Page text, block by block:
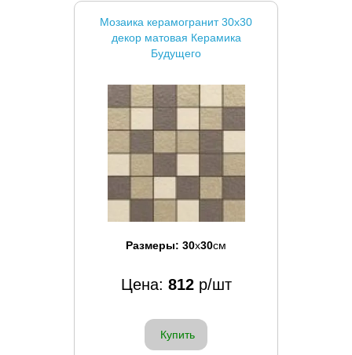
Мозаика керамогранит 30x30
декор матовая Керамика
Будущего
Размеры: 30x30см
Цена: 812р/шт
Купить